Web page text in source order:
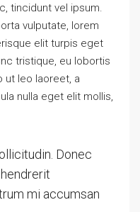
tincidunt vel ipsum.
vulputate, lorem
elit turpis eget
tristique, eu lobortis
ut leo laoreet, a
nulla eget elit mollis,
Donec
mi accumsan